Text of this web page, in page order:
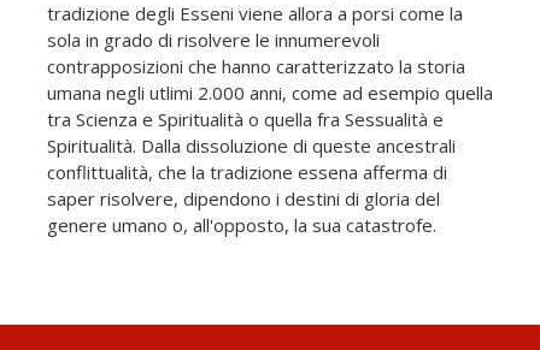
tradizione degli Esseni viene allora a porsi come la
sola in grado di risolvere le innumerevoli
contrapposizioni che hanno caratterizzato la storia
umana negli utlimi 2.000 anni, come ad esempio quella
tra Scienza e Spiritualità o quella fra Sessualità e
Spiritualità. Dalla dissoluzione di queste ancestrali
conflittualità, che la tradizione essena afferma di
saper risolvere, dipendono i destini di gloria del
genere umano o, all'opposto, la sua catastrofe.